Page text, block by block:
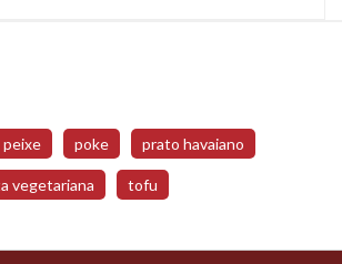
peixe poke prato havaiano
vegetariana tofu